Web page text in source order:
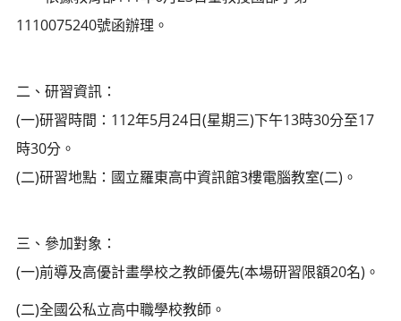
1110075240號函辦理。
二、研習資訊：
(一)研習時間：112年5月24日(星期三)下午13時30分至17
時30分。
(二)研習地點：國立羅東高中資訊館3樓電腦教室(二)。
三、參加對象：
(一)前導及高優計畫學校之教師優先(本場研習限額20名)。
(二)全國公私立高中職學校教師。